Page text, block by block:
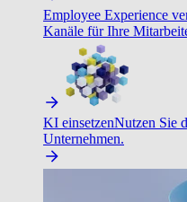
Employee Experience
Kanäle für Ihre
KI einsetzenNutzen Sie
Unternehmen.